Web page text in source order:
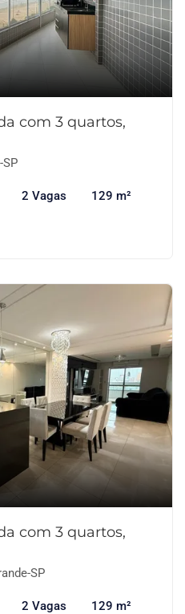
com 3 quartos,
2 Vagas 129 m²
com 3 quartos,
SP
2 Vagas 129 m²